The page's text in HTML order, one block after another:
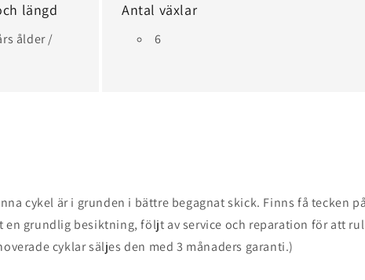
längd
ålder /
Antal växlar
6
cykel är i grunden i bättre begagnat skick. Finns få tecken
en grundlig besiktning, följt av service och reparation för att
cyklar säljes den med 3 månaders garanti.)